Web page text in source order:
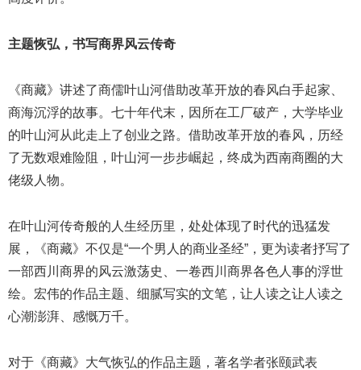
主题恢弘，书写商界风云传奇
《商藏》讲述了商儒叶山河借助改革开放的春风白手起家、
商海沉浮的故事。七十年代末，因所在工厂破产，大学毕业
的叶山河从此走上了创业之路。借助改革开放的春风，历经
了无数艰难险阻，叶山河一步步崛起，终成为西南商圈的大
佬级人物。
在叶山河传奇般的人生经历里，处处体现了时代的迅猛发
展，《商藏》不仅是“一个男人的商业圣经”，更为读者抒写了
一部西川商界的风云激荡史、一卷西川商界各色人事的浮世
绘。宏伟的作品主题、细腻写实的文笔，让人读之让人读之
心潮澎湃、感慨万千。
对于《商藏》大气恢弘的作品主题，著名学者张颐武表